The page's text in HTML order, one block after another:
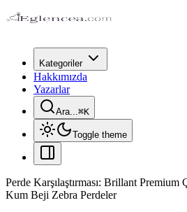
Kategoriler
Hakkımızda
Yazarlar
Ara...⌘K
Toggle theme
Perde Karşılaştırması: Brillant
Kum Beji Zebra Perdeler